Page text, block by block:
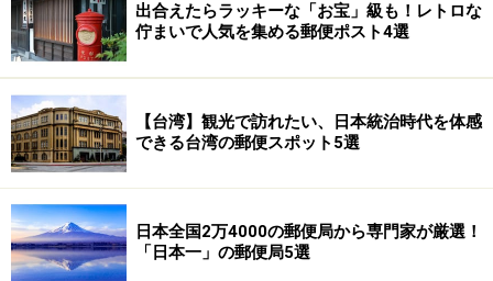
出合えたらラッキーな「お宝」級も！レトロな
佇まいで人気を集める郵便ポスト4選
【台湾】観光で訪れたい、日本統治時代を体感
できる台湾の郵便スポット5選
日本全国2万4000の郵便局から専門家が厳選！
「日本一」の郵便局5選